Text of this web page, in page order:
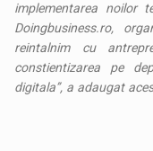
implementarea noilor
Doingbusiness.ro,
reintalnim cu
constientizarea pe
digitala’’, a adaugat